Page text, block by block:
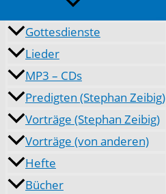
Gottesdienste
Lieder
MP3 – CDs
Predigten (Stephan Zeibig)
Vorträge (Stephan Zeibig)
Vorträge (von anderen)
Hefte
Bücher